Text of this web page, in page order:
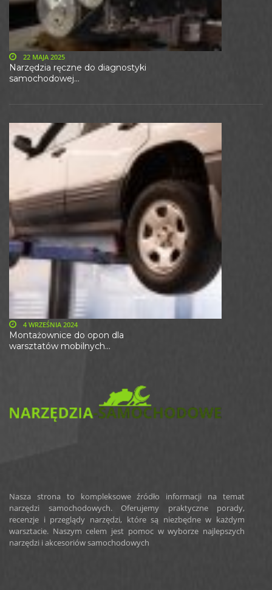
Narzędzia ręczne do diagnostyki
samochodowej...
22 MAJA 2025
Montażownice do opon dla
warsztatów mobilnych...
4 WRZEŚNIA 2024
Nasza strona to kompleksowe źródło informacji na temat
narzędzi samochodowych. Oferujemy praktyczne porady,
recenzje i przeglądy narzędzi, które są niezbędne w każdym
warsztacie. Naszym celem jest pomoc w wyborze najlepszych
narzędzi i akcesoriów samochodowych